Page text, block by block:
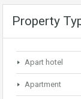
Property
Apart hotel
Apartment